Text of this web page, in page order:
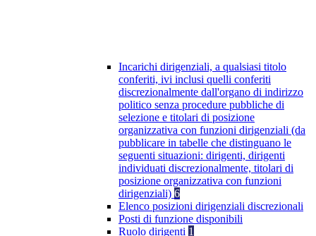
Incarichi dirigenziali, a qualsiasi titolo
conferiti, ivi inclusi quelli conferiti
discrezionalmente dall'organo di indirizzo
politico senza procedure pubbliche di
selezione e titolari di posizione
organizzativa con funzioni dirigenziali (da
pubblicare in tabelle che distinguano le
seguenti situazioni: dirigenti, dirigenti
individuati discrezionalmente, titolari di
posizione organizzativa con funzioni
dirigenziali) 6
Elenco posizioni dirigenziali discrezionali
Posti di funzione disponibili
Ruolo dirigenti 1